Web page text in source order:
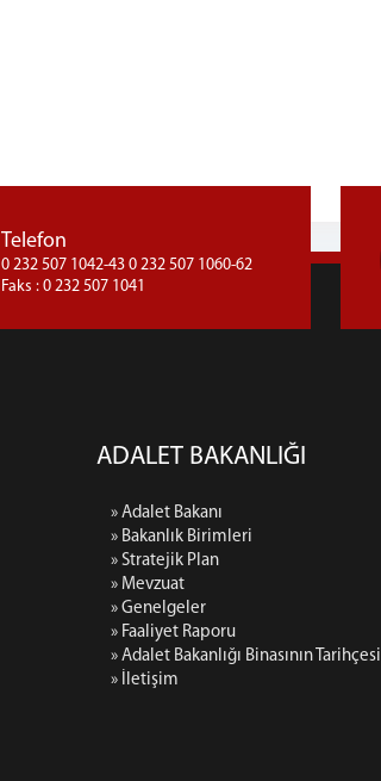
Telefon
0 232 507 1042-43 0 232 507 1060-62
Faks : 0 232 507 1041
ADALET BAKANLIĞI
» Adalet Bakanı
» Bakanlık Birimleri
» Stratejik Plan
» Mevzuat
» Genelgeler
» Faaliyet Raporu
» Adalet Bakanlığı Binasının Tarihçesi
» İletişim